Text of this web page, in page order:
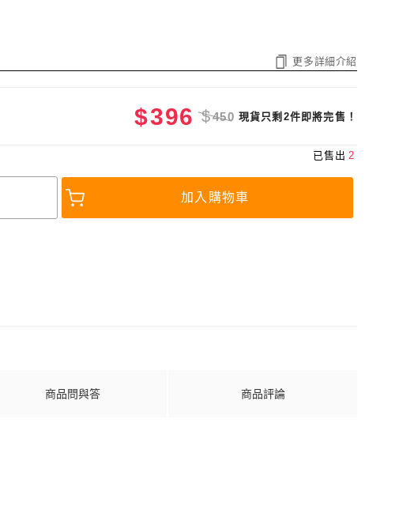
更多詳細介紹
$396 $450 現貨只剩2件即將完售！
已售出 2
加入購物車
商品問與答 商品評論